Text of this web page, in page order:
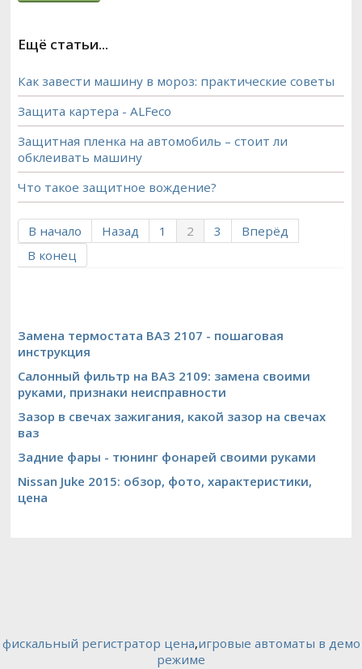
Ещё статьи...
Как завести машину в мороз: практические советы
Защита картера - ALFeco
Защитная пленка на автомобиль – стоит ли
обклеивать машину
Что такое защитное вождение?
В начало Назад 1 2 3
Вперёд
В конец
Замена термостата ВАЗ 2107 - пошаговая
инструкция
Салонный фильтр на ВАЗ 2109: замена своими
руками, признаки неисправности
Зазор в свечах зажигания, какой зазор на свечах
ваз
Задние фары - тюнинг фонарей своими руками
Nissan Juke 2015: обзор, фото, характеристики,
цена
фискальный регистратор цена,игровые автоматы в демо
режиме